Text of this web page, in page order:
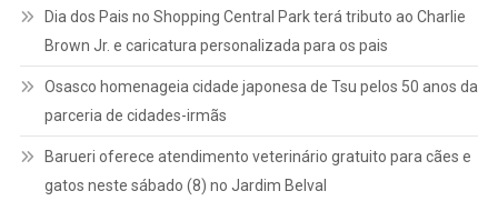
Dia dos Pais no Shopping Central Park terá tributo ao Charlie
Brown Jr. e caricatura personalizada para os pais
Osasco homenageia cidade japonesa de Tsu pelos 50 anos da
parceria de cidades-irmãs
Barueri oferece atendimento veterinário gratuito para cães e
gatos neste sábado (8) no Jardim Belval